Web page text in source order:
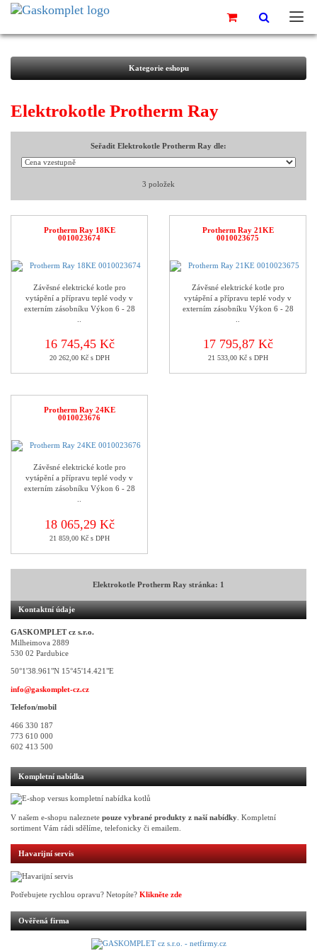
Kategorie eshopu
Elektrokotle Protherm Ray
seřadit Elektrokotle Protherm Ray dle:
3 položek
Protherm Ray 18KE
0010023674
Závěsné elektrické kotle pro
vytápění a přípravu teplé vody v
externím zásobníku Výkon 6 - 28
16 745,45 Kč
20 262,00 Kč s DPH
Protherm Ray 21KE
0010023675
Závěsné elektrické kotle pro
vytápění a přípravu teplé vody v
externím zásobníku Výkon 6 - 28
17 795,87 Kč
21 533,00 Kč s DPH
Protherm Ray 24KE
0010023676
Závěsné elektrické kotle pro
vytápění a přípravu teplé vody v
externím zásobníku Výkon 6 - 28
18 065,29 Kč
21 859,00 Kč s DPH
Elektrokotle Protherm Ray stránka: 1
Kontaktní údaje
GASKOMPLET cz s.r.o.
Milheimova 2889
530 02 Pardubice
50°1'38.961"N 15°45'14.421"E
info@gaskomplet-cz.cz
Telefon/mobil
466 330 187
773 610 000
602 413 500
Kompletní nabídka
V našem e-shopu naleznete pouze vybrané produkty z naší nabídky . Kompletní
sortiment Vám rádi sdělíme, telefonicky či emailem.
Havarijní servis
Potřebujete rychlou opravu? Netopíte? Klikněte zde
Ověřená firma